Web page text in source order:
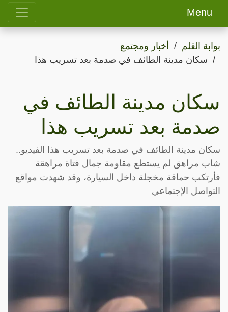
Menu
بوابة القلم
أخبار ومجتمع
سكان مدينة الطائف في صدمة بعد تسريب هذا
سكان مدينة الطائف في
صدمة بعد تسريب هذا
سكان مدينة الطائف في صدمة بعد تسريب هذا الفيديو..
شاب مراهق لم يستطع مقاومة جمال فتاة مراهقة
فأرتكب حماقة مخجلة داخل السيارة، وقد شهدت مواقع
التواصل الإجتماعي